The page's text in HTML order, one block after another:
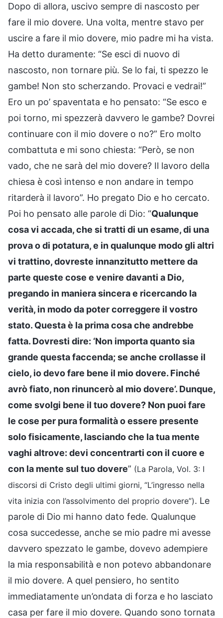
Dopo di allora, uscivo sempre di nascosto per
fare il mio dovere. Una volta, mentre stavo per
uscire a fare il mio dovere, mio padre mi ha vista.
Ha detto duramente: “Se esci di nuovo di
nascosto, non tornare più. Se lo fai, ti spezzo le
gambe! Non sto scherzando. Provaci e vedrai!”
Ero un po’ spaventata e ho pensato: “Se esco e
poi torno, mi spezzerà davvero le gambe? Dovrei
continuare con il mio dovere o no?” Ero molto
combattuta e mi sono chiesta: “Però, se non
vado, che ne sarà del mio dovere? Il lavoro della
chiesa è così intenso e non andare in tempo
ritarderà il lavoro”. Ho pregato Dio e ho cercato.
Poi ho pensato alle parole di Dio: “Qualunque
cosa vi accada, che si tratti di un esame, di una
prova o di potatura, e in qualunque modo gli altri
vi trattino, dovreste innanzitutto mettere da
parte queste cose e venire davanti a Dio,
pregando in maniera sincera e ricercando la
verità, in modo da poter correggere il vostro
stato. Questa è la prima cosa che andrebbe
fatta. Dovresti dire: ‘Non importa quanto sia
grande questa faccenda; se anche crollasse il
cielo, io devo fare bene il mio dovere. Finché
avrò fiato, non rinuncerò al mio dovere’. Dunque,
come svolgi bene il tuo dovere? Non puoi fare
le cose per pura formalità o essere presente
solo fisicamente, lasciando che la tua mente
vaghi altrove: devi concentrarti con il cuore e
con la mente sul tuo dovere” (La Parola, Vol. 3: I
discorsi di Cristo degli ultimi giorni, “L’ingresso nella
vita inizia con l’assolvimento del proprio dovere”). Le
parole di Dio mi hanno dato fede. Qualunque
cosa succedesse, anche se mio padre mi avesse
davvero spezzato le gambe, dovevo adempiere
la mia responsabilità e non potevo abbandonare
il mio dovere. A quel pensiero, ho sentito
immediatamente un’ondata di forza e ho lasciato
casa per fare il mio dovere. Quando sono tornata